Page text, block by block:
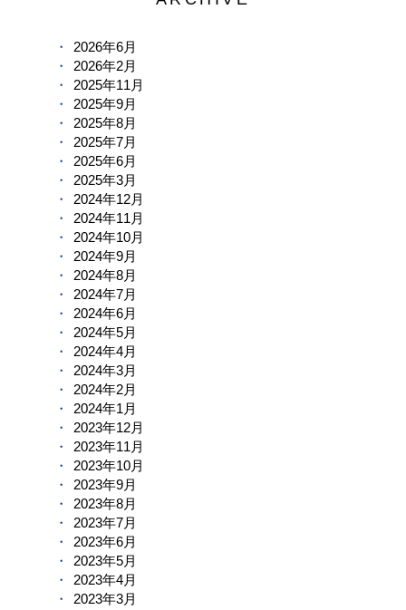
2026年6月
2026年2月
2025年11月
2025年9月
2025年8月
2025年7月
2025年6月
2025年3月
2024年12月
2024年11月
2024年10月
2024年9月
2024年8月
2024年7月
2024年6月
2024年5月
2024年4月
2024年3月
2024年2月
2024年1月
2023年12月
2023年11月
2023年10月
2023年9月
2023年8月
2023年7月
2023年6月
2023年5月
2023年4月
2023年3月